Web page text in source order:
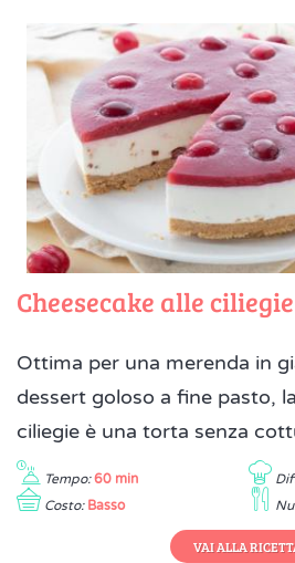
Cheesecake alle ciliegie
Ottima per una merenda in
dessert goloso a fine pasto,
ciliegie è una torta senza
Tempo: 60 min
Costo: Basso
VAI ALLA